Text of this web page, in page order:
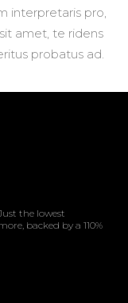
interpretaris pro,
amet, te ridens
probatus ad.
the lowest
backed by a 110%